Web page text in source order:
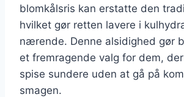
blomkålsris kan erstatte den
hvilket gør retten lavere i
nærende. Denne alsidighed gør
et fremragende valg for dem,
spise sundere uden at gå på
smagen.